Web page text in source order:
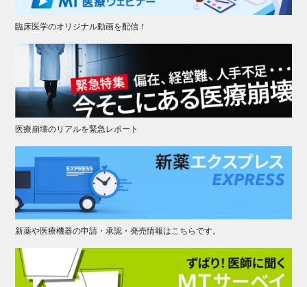
臨床医学のオリジナル動画を配信！
医療崩壊のリアルを緊急レポート
新薬や医療機器の申請・承認・発売情報はこちらです。